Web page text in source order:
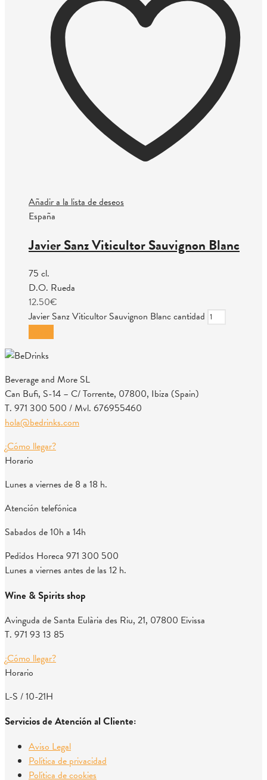
Añadir a la lista de deseos
España
Javier Sanz Viticultor Sauvignon Blanc
75 cl.
D.O. Rueda
12.50€
Javier Sanz Viticultor Sauvignon Blanc cantidad
Beverage and More SL
Can Bufi, S-14 – C/ Torrente, 07800, Ibiza (Spain)
T. 971 300 500 / Mvl. 676955460
hola@bedrinks.com
¿Cómo llegar?
Horario
Lunes a viernes de 8 a 18 h.
Atención telefónica
Sabados de 10h a 14h
Pedidos Horeca 971 300 500
Lunes a viernes antes de las 12 h.
Wine & Spirits shop
Avinguda de Santa Eulària des Riu, 21, 07800 Eivissa
T. 971 93 13 85
¿Cómo llegar?
Horario
L-S / 10-21H
Servicios de Atención al Cliente:
Aviso Legal
Política de privacidad
Política de cookies